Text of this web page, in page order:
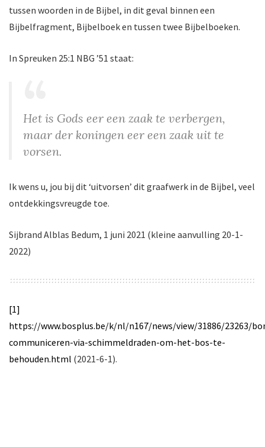
tussen woorden in de Bijbel, in dit geval binnen een
Bijbelfragment, Bijbelboek en tussen twee Bijbelboeken.
In Spreuken 25:1 NBG ’51 staat:
Het is Gods eer een zaak te verbergen,
maar der koningen eer een zaak uit te
vorsen.
Ik wens u, jou bij dit ‘uitvorsen’ dit graafwerk in de Bijbel, veel
ontdekkingsvreugde toe.
Sijbrand Alblas Bedum, 1 juni 2021 (kleine aanvulling 20-1-
2022)
[1]
https://www.bosplus.be/k/nl/n167/news/view/31886/23263/
communiceren-via-schimmeldraden-om-het-bos-te-
behouden.html (2021-6-1).